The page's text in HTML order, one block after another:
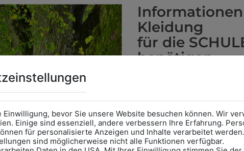
1 Stück möglich.
IHNEN AUCH
ZULETZT ANGESEHEN
Einwilligung, bevor Sie unsere Website besuchen können. Wir
Einige sind essenziell, andere verbessern Ihre Erfahrung.
für personalisierte Anzeigen und Inhalte verarbeitet
sind möglicherweise nicht alle Funktionen verfügbar.
Kleidung
für die
benötigen
AnprobeVorort im
das Kalendersymbol.
Ohne Termin kann es zu
Bitte nehmen Sie eine
für Ihren Einkauf mit.